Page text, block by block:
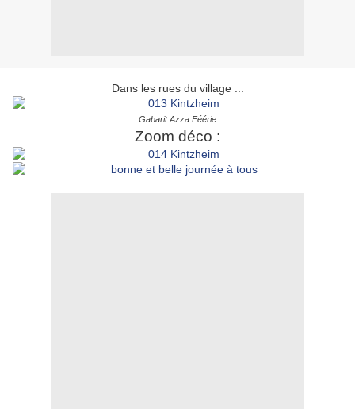
Dans les rues du village ...
Gabarit Azza Féérie
Zoom déco :